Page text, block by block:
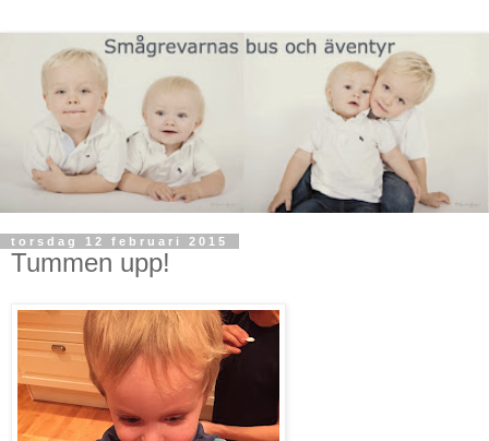
torsdag 12 februari 2015
Tummen upp!